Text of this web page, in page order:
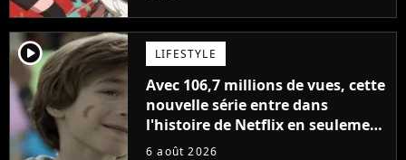
player2 LIFESTYLE
Avec 106,7 millions de vues, cette
nouvelle série entre dans
l'histoire de Netflix en seulement
48 jours
6 août 2026